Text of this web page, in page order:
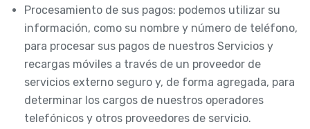
Procesamiento de sus pagos: podemos utilizar su
información, como su nombre y número de teléfono,
para procesar sus pagos de nuestros Servicios y
recargas móviles a través de un proveedor de
servicios externo seguro y, de forma agregada, para
determinar los cargos de nuestros operadores
telefónicos y otros proveedores de servicio.